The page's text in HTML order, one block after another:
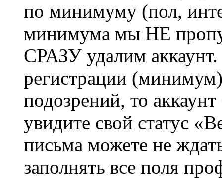
по минимуму (пол,
минимума мы НЕ
СРАЗУ удалим
регистрации
подозрений, то
увидите свой статус
письма можете не
заполнять все поля